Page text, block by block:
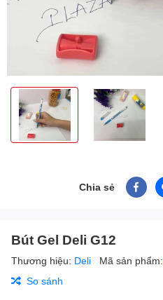
Chia sẻ
Bút Gel Deli G12
Thương hiệu: Deli Mã sản phẩm:
So sánh